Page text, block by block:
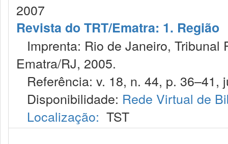
2007
Revista do TRT/Ematra: 1. Região
Imprenta: Rio de Janeiro, Tribunal
Ematra/RJ, 2005.
Referência: v. 18, n. 44, p. 36–41,
Disponibilidade: Rede Virtual de
Localização: TST